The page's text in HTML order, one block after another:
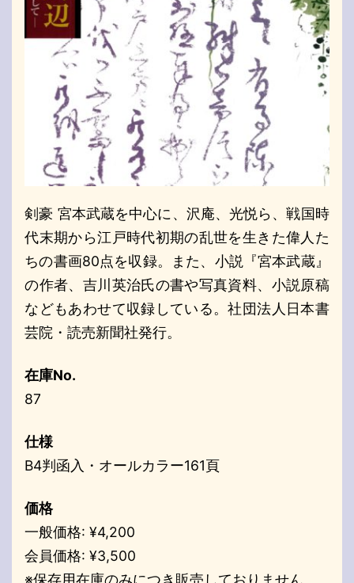
剣豪 宮本武蔵を中心に、沢庵、光悦ら、戦国時
代末期から江戸時代初期の乱世を生きた偉人た
ちの書画80点を収録。また、小説『宮本武蔵』
の作者、吉川英治氏の書や写真資料、小説原稿
などもあわせて収録している。社団法人日本書
芸院・読売新聞社発行。
在庫No.
87
仕様
B4判函入・オールカラー161頁
価格
一般価格: ¥4,200
会員価格: ¥3,500